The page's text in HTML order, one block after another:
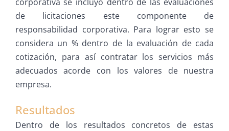
de licitaciones este componente de
responsabilidad corporativa. Para lograr esto se
considera un % dentro de la evaluación de cada
cotización, para así contratar los servicios más
adecuados acorde con los valores de nuestra
empresa.
Resultados
Dentro de los resultados concretos de estas